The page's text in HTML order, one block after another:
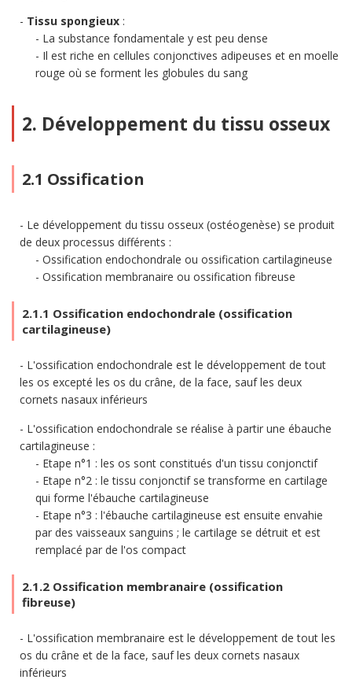
Tissu spongieux :
La substance fondamentale y est peu dense
Il est riche en cellules conjonctives adipeuses et en moelle
rouge où se forment les globules du sang
2. Développement du tissu osseux
2.1 Ossification
Le développement du tissu osseux (ostéogenèse) se produit
de deux processus différents :
Ossification endochondrale ou ossification cartilagineuse
Ossification membranaire ou ossification fibreuse
2.1.1 Ossification endochondrale (ossification
cartilagineuse)
L'ossification endochondrale est le développement de tout
les os excepté les os du crâne, de la face, sauf les deux
cornets nasaux inférieurs
L'ossification endochondrale se réalise à partir une ébauche
cartilagineuse :
Etape n°1 : les os sont constitués d'un tissu conjonctif
Etape n°2 : le tissu conjonctif se transforme en cartilage
qui forme l'ébauche cartilagineuse
Etape n°3 : l'ébauche cartilagineuse est ensuite envahie
par des vaisseaux sanguins ; le cartilage se détruit et est
remplacé par de l'os compact
2.1.2 Ossification membranaire (ossification
fibreuse)
L'ossification membranaire est le développement de tout les
os du crâne et de la face, sauf les deux cornets nasaux
inférieurs